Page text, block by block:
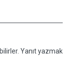
Yanıt yazmak